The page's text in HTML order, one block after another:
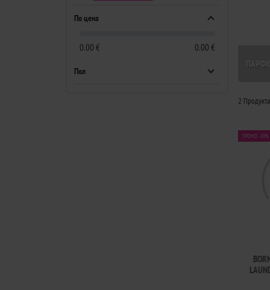
2 Продукта
ПРОМО -30%
По цена
0.00 € 0.00 €
Пол